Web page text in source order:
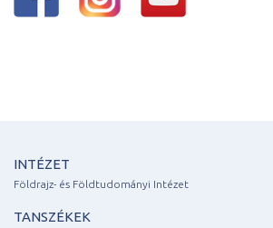
INTÉZET
Földrajz- és Földtudományi Intézet
TANSZÉKEK